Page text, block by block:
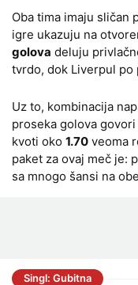
Oba tima imaju sličan
igre ukazuju na
golova deluju
tvrdo, dok Liverpul po
Uz to, kombinacija
proseka golova
kvoti oko 1.70 veoma
paket za ovaj meč je:
sa mnogo šansi na
Singl: Gubitna